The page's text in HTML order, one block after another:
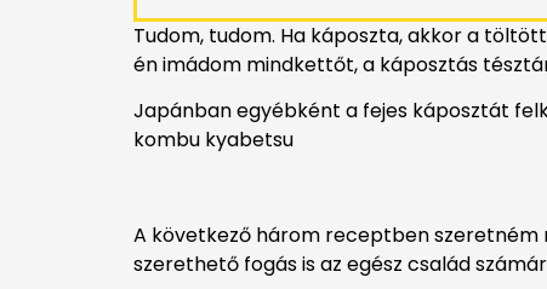
Tudom, tudom. Ha káposzta, akkor a
én imádom mindkettőt, a káposztás
Japánban egyébként a fejes káposztát
kombu kyabetsu
A következő három receptben szeretném
szerethető fogás is az egész család